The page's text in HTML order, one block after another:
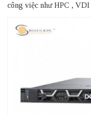
công việc như HPC , VDI